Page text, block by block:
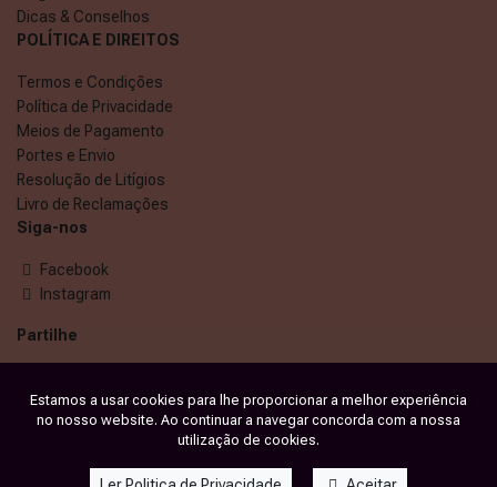
Estamos a usar cookies para lhe proporcionar a melhor experiência
no nosso website. Ao continuar a navegar concorda com a nossa
utilização de cookies.
Dicas & Conselhos
POLÍTICA E DIREITOS
Termos e Condições
Política de Privacidade
Meios de Pagamento
Portes e Envio
Resolução de Litígios
Livro de Reclamações
Siga-nos
Facebook
Instagram
Partilhe